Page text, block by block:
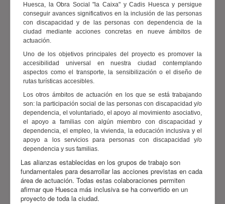
Huesca, la Obra Social "la Caixa" y Cadis Huesca y persigue
conseguir avances significativos en la inclusión de las personas
con discapacidad y de las personas con dependencia de la
ciudad mediante acciones concretas en nueve ámbitos de
actuación.
Uno de los objetivos principales del proyecto es promover la
accesibilidad universal en nuestra ciudad contemplando
aspectos como el transporte, la sensibilización o el diseño de
rutas turísticas accesibles.
Los otros ámbitos de actuación en los que se está trabajando
son: la participación social de las personas con discapacidad y/o
dependencia, el voluntariado, el apoyo al movimiento asociativo,
el apoyo a familias con algún miembro con discapacidad y
dependencia, el empleo, la vivienda, la educación inclusiva y el
apoyo a los servicios para personas con discapacidad y/o
dependencia y sus familias.
Las alianzas establecidas en los grupos de trabajo son
fundamentales para desarrollar las acciones previstas en cada
área de actuación. Todas estas colaboraciones permiten
afirmar que Huesca más inclusiva se ha convertido en un
proyecto de toda la ciudad.